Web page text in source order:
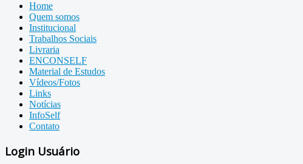
Home
Quem somos
Institucional
Trabalhos Sociais
Livraria
ENCONSELF
Material de Estudos
Vídeos/Fotos
Links
Notícias
InfoSelf
Contato
Login Usuário